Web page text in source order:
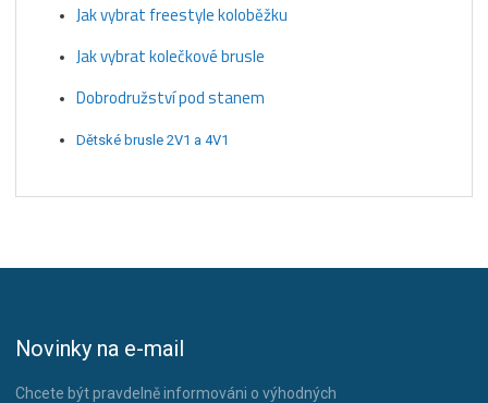
Jak vybrat freestyle koloběžku
Jak vybrat kolečkové brusle
Dobrodružství pod stanem
Dětské brusle 2V1 a 4V1
Novinky na e-mail
Chcete být pravdelně informováni o výhodných